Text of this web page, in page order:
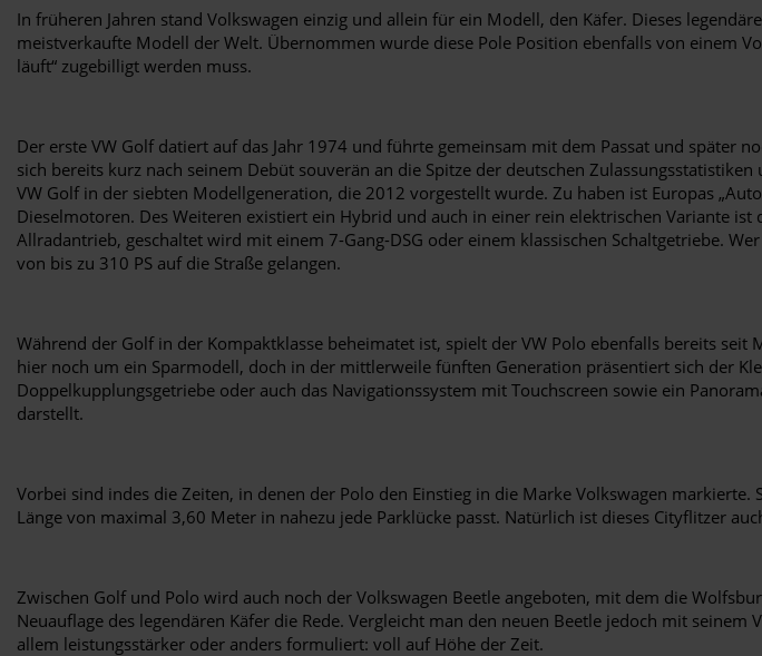
In früheren Jahren stand Volkswagen einzig und allein für ein Modell, den Käfer. Dieses
meistverkaufte Modell der Welt. Übernommen wurde diese Pole Position ebenfalls von einem
läuft“ zugebilligt werden muss.
Der erste VW Golf datiert auf das Jahr 1974 und führte gemeinsam mit dem Passat und später
sich bereits kurz nach seinem Debüt souverän an die Spitze der deutschen
VW Golf in der siebten Modellgeneration, die 2012 vorgestellt wurde. Zu haben ist Europas
Dieselmotoren. Des Weiteren existiert ein Hybrid und auch in einer rein elektrischen Variante
Allradantrieb, geschaltet wird mit einem 7-Gang-DSG oder einem klassischen Schaltgetriebe.
von bis zu 310 PS auf die Straße gelangen.
Während der Golf in der Kompaktklasse beheimatet ist, spielt der VW Polo ebenfalls bereits
hier noch um ein Sparmodell, doch in der mittlerweile fünften Generation präsentiert sich der
Doppelkupplungsgetriebe oder auch das Navigationssystem mit Touchscreen sowie ein
darstellt.
Vorbei sind indes die Zeiten, in denen der Polo den Einstieg in die Marke Volkswagen
Länge von maximal 3,60 Meter in nahezu jede Parklücke passt. Natürlich ist dieses Cityflitzer
Zwischen Golf und Polo wird auch noch der Volkswagen Beetle angeboten, mit dem die
Neuauflage des legendären Käfer die Rede. Vergleicht man den neuen Beetle jedoch mit
allem leistungsstärker oder anders formuliert: voll auf Höhe der Zeit.